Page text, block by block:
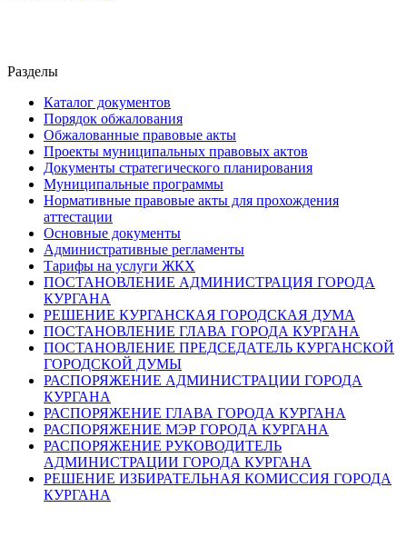
Разделы
Каталог документов
Порядок обжалования
Обжалованные правовые акты
Проекты муниципальных правовых актов
Документы стратегического планирования
Муниципальные программы
Нормативные правовые акты для прохождения
аттестации
Основные документы
Административные регламенты
Тарифы на услуги ЖКХ
ПОСТАНОВЛЕНИЕ АДМИНИСТРАЦИЯ ГОРОДА
КУРГАНА
РЕШЕНИЕ КУРГАНСКАЯ ГОРОДСКАЯ ДУМА
ПОСТАНОВЛЕНИЕ ГЛАВА ГОРОДА КУРГАНА
ПОСТАНОВЛЕНИЕ ПРЕДСЕДАТЕЛЬ КУРГАНСКОЙ
ГОРОДСКОЙ ДУМЫ
РАСПОРЯЖЕНИЕ АДМИНИСТРАЦИИ ГОРОДА
КУРГАНА
РАСПОРЯЖЕНИЕ ГЛАВА ГОРОДА КУРГАНА
РАСПОРЯЖЕНИЕ МЭР ГОРОДА КУРГАНА
РАСПОРЯЖЕНИЕ РУКОВОДИТЕЛЬ
АДМИНИСТРАЦИИ ГОРОДА КУРГАНА
РЕШЕНИЕ ИЗБИРАТЕЛЬНАЯ КОМИССИЯ ГОРОДА
КУРГАНА